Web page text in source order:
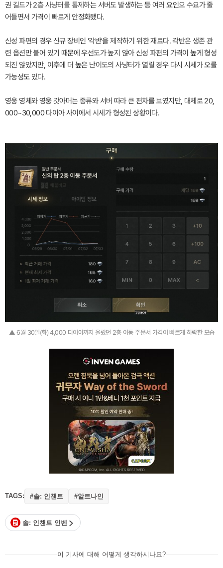
권 길드가 2층 사냥터를 통제하는 서버도 발생하는 등 여러 요인으 수요가 줄
어들면서 가격이 빠르게 안정화됐다.
신성 파편의 경우 신규 장비인 '각반'을 제작하기 위한 재료다. 각반은 생존 관
련 옵션만 붙어 있기 때문에 우선도가 높지 않아 신성 파편의 가격이 높게 형성
되진 않았지만, 이후에 더 높은 난이도의 사냥터가 열릴 경우 다시 시세가 오를
가능성도 있다.
영웅 영체와 영웅 갓아머는 종류와 서버 따라 큰 편차를 보였지만, 대체로 20,
000~30,000 다이아 사이에서 시세가 형성된 상황이다.
▲ 6월 30일(화) 4,000 다이아까지 올랐던 2층 이동 주문서 가격이 빠르게 하락한 모습
TAGS: #솔: 인챈트 #알트나인
솔: 인챈트 인벤
이 기사에 대해 어떻게 생각하시나요?